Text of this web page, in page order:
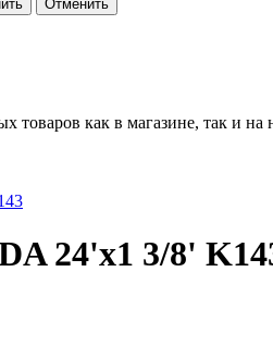
Отменить
товаров как в магазине, так и
24'х1 3/8'